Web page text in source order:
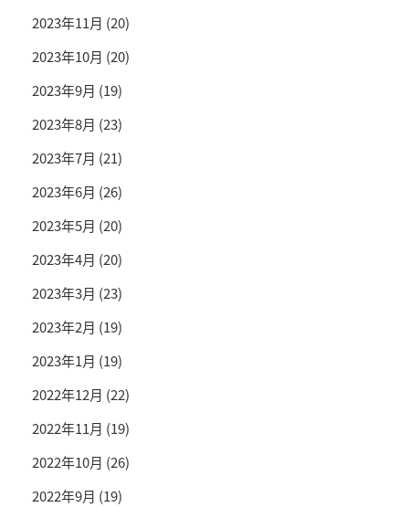
2023年11月 (20)
2023年10月 (20)
2023年9月 (19)
2023年8月 (23)
2023年7月 (21)
2023年6月 (26)
2023年5月 (20)
2023年4月 (20)
2023年3月 (23)
2023年2月 (19)
2023年1月 (19)
2022年12月 (22)
2022年11月 (19)
2022年10月 (26)
2022年9月 (19)